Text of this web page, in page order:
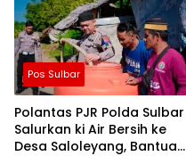
Pos Sulbar
Polantas PJR Polda Sulbar
Salurkan ki Air Bersih ke
Desa Saloleyang, Bantuan